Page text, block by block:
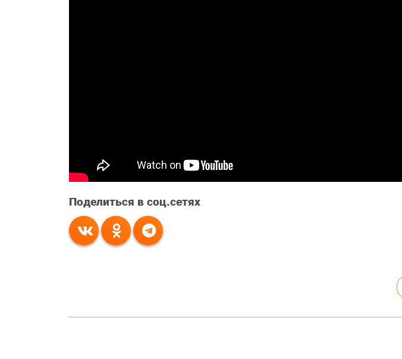
Поделиться в соц.сетях